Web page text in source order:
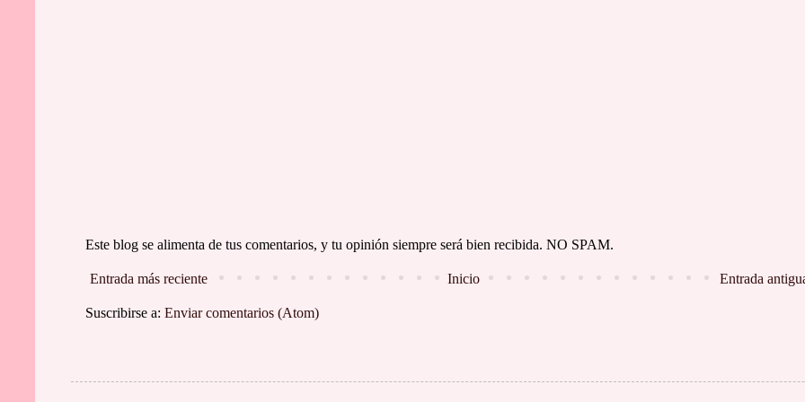
Este blog se alimenta de tus comentarios, y tu opinión siempre será bien recibida. NO SPAM.
Entrada más reciente Entrada
Inicio
Suscribirse a: Enviar comentarios (Atom)